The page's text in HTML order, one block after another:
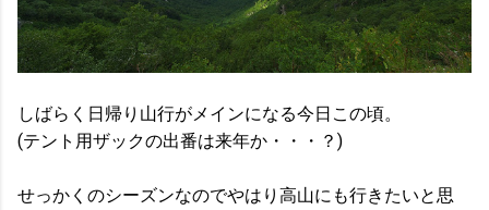
しばらく日帰り山行がメインになる今日この頃。
(テント用ザックの出番は来年か・・・？)
せっかくのシーズンなのでやはり高山にも行きたいと思